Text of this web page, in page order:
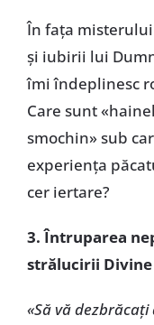
În fața
și iubirii lui
îmi îndeplinesc
Care sunt
smochin» sub
experiența
cer iertare?
3. Întruparea
strălucirii Divine
«Să vă dezbrăcați